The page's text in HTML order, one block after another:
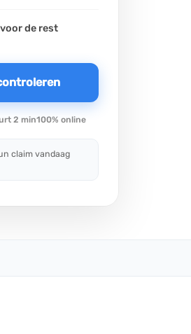
de rest
2 min100% online
claim vandaag